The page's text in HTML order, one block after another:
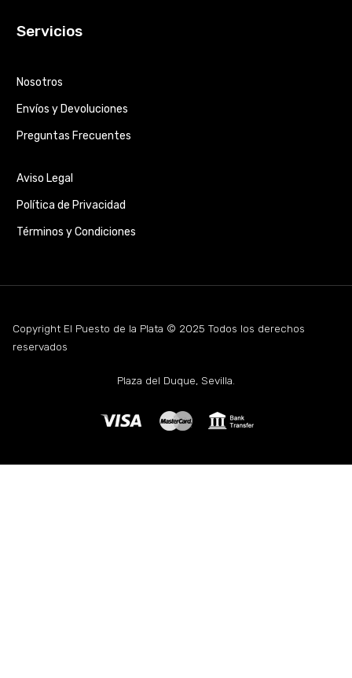
Servicios
Nosotros
Envíos y Devoluciones
Preguntas Frecuentes
Aviso Legal
Política de Privacidad
Términos y Condiciones
Copyright El Puesto de la Plata © 2025 Todos los derechos
reservados
Plaza del Duque, Sevilla.